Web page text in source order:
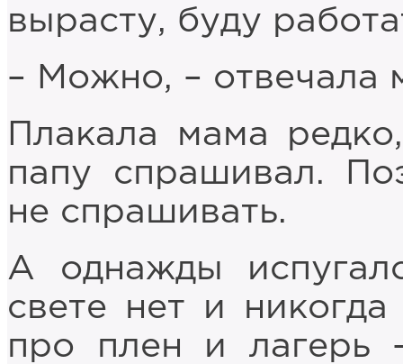
вырасту, буду
– Можно, – отвечала
Плакала мама
папу спрашивал.
не спрашивать.
А однажды
свете нет и
про плен и лагерь